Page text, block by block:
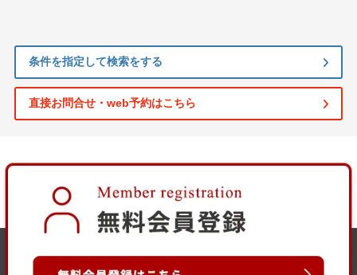
条件を指定して検索をする
直接お問合せ・web予約はこちら